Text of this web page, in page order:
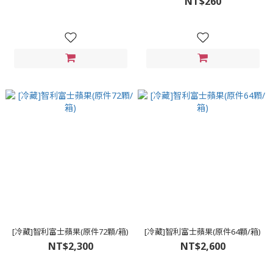
[冷藏]智利富士蘋果(原件72顆/箱)
NT$2,300
[冷藏]智利富士蘋果(原件64顆/箱)
NT$2,600